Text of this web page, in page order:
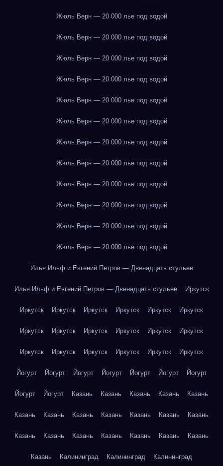
Жюль Верн — 20 000 лье под водой
Жюль Верн — 20 000 лье под водой
Жюль Верн — 20 000 лье под водой
Жюль Верн — 20 000 лье под водой
Жюль Верн — 20 000 лье под водой
Жюль Верн — 20 000 лье под водой
Жюль Верн — 20 000 лье под водой
Жюль Верн — 20 000 лье под водой
Жюль Верн — 20 000 лье под водой
Жюль Верн — 20 000 лье под водой
Жюль Верн — 20 000 лье под водой
Жюль Верн — 20 000 лье под водой
Илья Ильф и Евгений Петров — Двенадцать стульев
Илья Ильф и Евгений Петров — Двенадцать стульев Иркутск
Иркутск Иркутск Иркутск Иркутск Иркутск Иркутск
Иркутск Иркутск Иркутск Иркутск Иркутск Иркутск
Иркутск Иркутск Иркутск Иркутск Иркутск Иркутск
Йогурт Йогурт Йогурт Йогурт Йогурт Йогурт Йогурт
Йогурт Йогурт Казань Казань Казань Казань Казань
Казань Казань Казань Казань Казань Казань Казань
Казань Казань Казань Казань Казань Казань Казань
Казань Калининград Калининград Калининград